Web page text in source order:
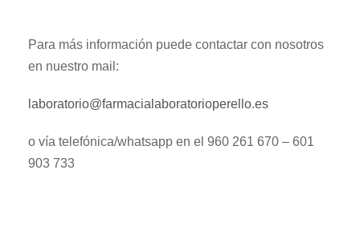
Para más información puede contactar con nosotros
en nuestro mail:
laboratorio@farmacialaboratorioperello.es
o vía telefónica/whatsapp en el 960 261 670 – 601
903 733